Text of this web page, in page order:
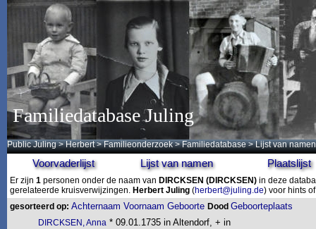
Familiedatabase Juling
Public Juling >Herbert >Familieonderzoek >Familiedatabase > Lijst van namen
Voorvaderlijst Lijst van namen Plaatslijst
Er zijn 1 personen onder de naam van DIRCKSEN (DIRCKSEN) in deze
gerelateerde kruisverwijzingen. Herbert Juling (herbert@juling.de) voor hints
gesorteerd op: Achternaam Voornaam Geboorte Dood Geboorteplaats
DIRCKSEN, Anna * 09.01.1735 in Altendorf, + in